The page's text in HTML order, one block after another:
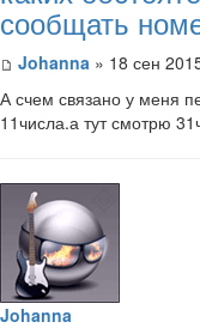
сообщать
Johanna » 18 сен
А счем связано у меня
11числа.а тут смотрю
Johanna